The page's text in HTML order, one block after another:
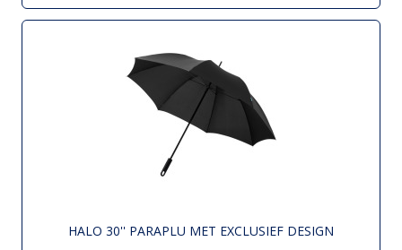
HALO 30'' PARAPLU MET EXCLUSIEF DESIGN